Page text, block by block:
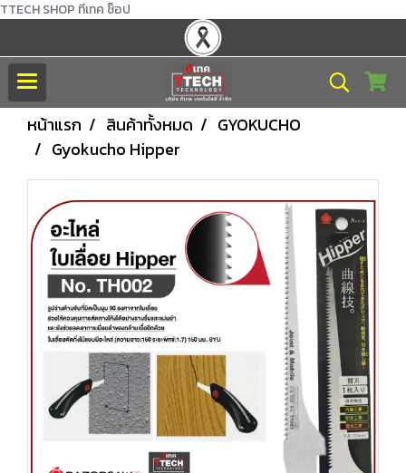
TTECH SHOP ทีเทค ช็อป
หน้าแรก สินค้าทั้งหมด
GYOKUCHO
Gyokucho Hipper